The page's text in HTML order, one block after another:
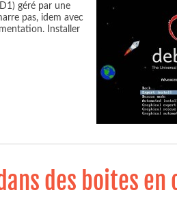
géré par une
pas, idem avec
Installer
des boites en